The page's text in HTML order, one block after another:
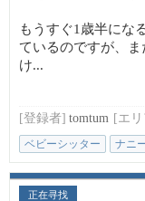
もうすぐ1歳半にな
ているのですが、
け...
[登録者] tomtum [エ
ベビーシッター ナニ
正在寻找